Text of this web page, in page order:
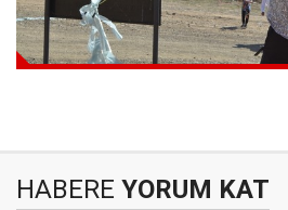
HABERE YORUM KAT